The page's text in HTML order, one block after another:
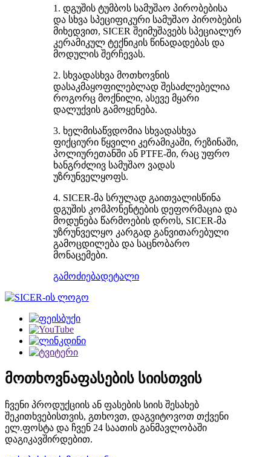
1. დგუშის ტუმბოს სამუშაო პირობებისა
და სხვა სპეციფიკური სამუშაო პირობების
მიხედვით, SICER შეიმუშავებს სპეციალურ
კერამიკულ ტექნიკის წინადადებას და
მოდულის შერჩევას.
2. სხვადასხვა მოთხოვნის
დასაკმაყოფილებლად შესაძლებელია
როგორც მოქნილი, ასევე მყარი
დალუქვის გამოყენება.
3. ხელმისაწვდომია სხვადასხვა
ფიქციური წყვილი კერამიკაში, რეზინაში,
პოლიურეთანში ან PTFE-ში, რაც უფრო
ხანგრძლივ სამუშაო ვადას
უზრუნველყოფს.
4. SICER-მა სრულად გაითვალისწინა
დგუშის კომპონენტების დეფორმაცია და
მოდუნება წარმოების დროს, SICER-მა
უზრუნველყო კარგად განვითარებული
გამოცდილება და საცნობარო
მონაცემები.
გამოძიებადეტალი
მოთხოვნაფასების სიისთვის
ჩვენი პროდუქციის ან ფასების სიის შესახებ
შეკითხვებისთვის, გთხოვთ, დაგვიტოვოთ თქვენი
ელ.ფოსტა და ჩვენ 24 საათის განმავლობაში
დაგიკავშირდებით.